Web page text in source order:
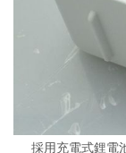
採用充電式鋰電